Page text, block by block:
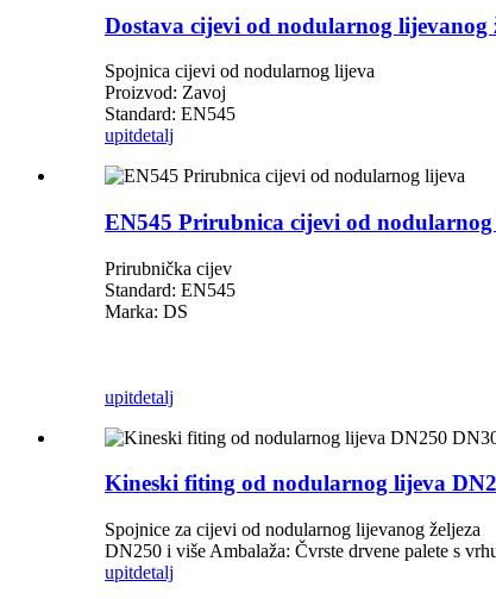
Dostava cijevi od nodularnog lijevanog
Spojnica cijevi od nodularnog lijeva
Proizvod: Zavoj
Standard: EN545
upitdetalj
EN545 Prirubnica cijevi od
Prirubnička cijev
Standard: EN545
Marka: DS
upitdetalj
Kineski fiting od nodularnog lijeva
Spojnice za cijevi od nodularnog lijevanog željeza
DN250 i više Ambalaža: Čvrste drvene palete s
upitdetalj